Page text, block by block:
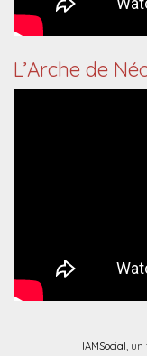
L’Arche de
IAMSocial, un